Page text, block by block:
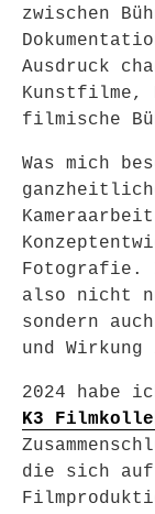
zwischen
Ausdruck
filmische
Was mich
Fotografie.
also nicht
sondern
und Wirkung
2024 habe
K3
die sich